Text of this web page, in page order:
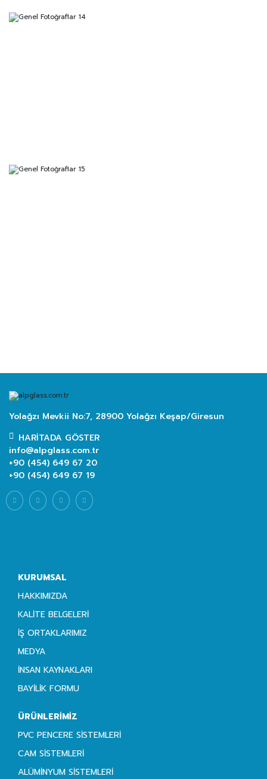
Yolağzı Mevkii No:7, 28900 Yolağzı Keşap/Giresun
HARITADA GÖSTER
info@alpglass.com.tr
+90 (454) 649 67 20
+90 (454) 649 67 19
KURUMSAL
HAKKIMIZDA
KALITE BELGELERI
İŞ ORTAKLARIMIZ
MEDYA
İNSAN KAYNAKLARI
BAYILIK FORMU
ÜRÜNLERIMIZ
PVC PENCERE SISTEMLERI
CAM SISTEMLERI
ALÜMINYUM SISTEMLERI